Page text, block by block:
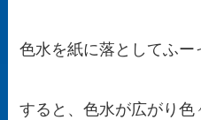
色水を紙に落としてふー
すると、色水が広がり色